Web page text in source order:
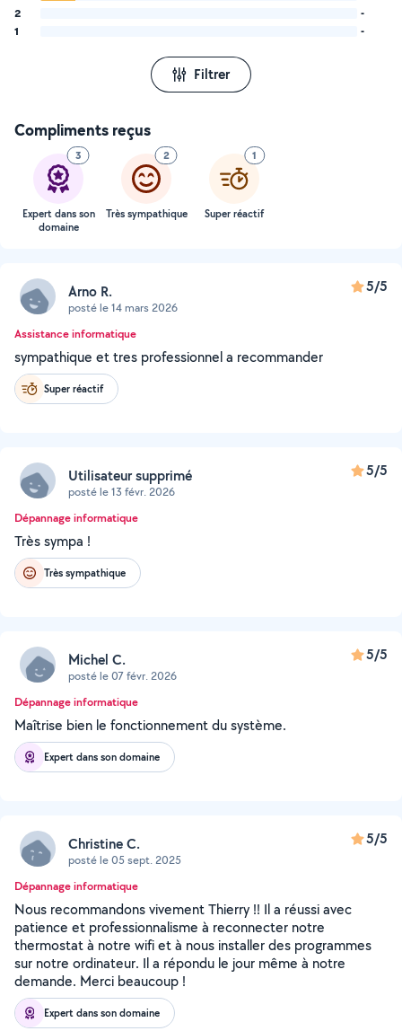
2
-
1
-
Filtrer
Compliments reçus
3
Expert dans son
domaine
2
Très sympathique
1
Super réactif
Arno R.
posté le 14 mars 2026
5/5
Assistance informatique
sympathique et tres professionnel a recommander
Super réactif
Utilisateur supprimé
posté le 13 févr. 2026
5/5
Dépannage informatique
Très sympa !
Très sympathique
Michel C.
posté le 07 févr. 2026
5/5
Dépannage informatique
Maîtrise bien le fonctionnement du système.
Expert dans son domaine
Christine C.
posté le 05 sept. 2025
5/5
Dépannage informatique
Nous recommandons vivement Thierry !! Il a réussi avec
patience et professionnalisme à reconnecter notre
thermostat à notre wifi et à nous installer des programmes
sur notre ordinateur. Il a répondu le jour même à notre
demande. Merci beaucoup !
Expert dans son domaine